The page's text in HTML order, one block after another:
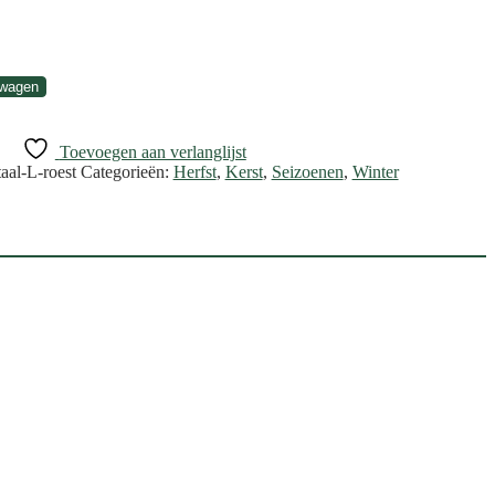
Toevoegen aan verlanglijst
L-roest Categorieën: Herfst, Kerst, Seizoenen, Winter